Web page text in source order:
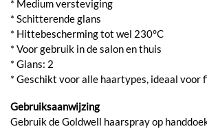
* Medium versteviging
* Schitterende glans
* Hittebescherming tot wel 230°C
* Voor gebruik in de salon en thuis
* Glans: 2
* Geschikt voor alle haartypes, ideaal voor
Gebruiksaanwijzing
Gebruik de Goldwell haarspray op